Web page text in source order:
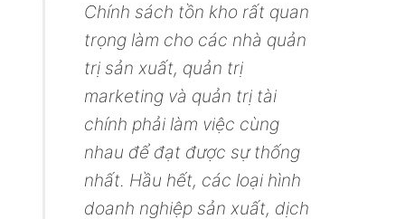
Chính sách tồn kho rất quan
trọng làm cho các nhà quản
trị sản xuất, quản trị
marketing và quản trị tài
chính phải làm việc cùng
nhau để đạt được sự thống
nhất. Hầu hết, các loại hình
doanh nghiệp sản xuất, dịch